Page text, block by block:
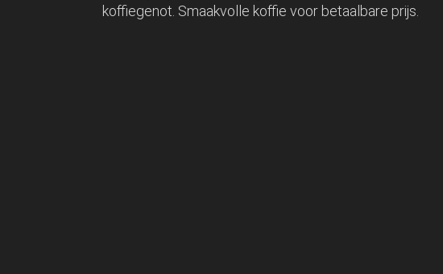
koffiegenot. Smaakvolle koffie voor betaalbare prijs.